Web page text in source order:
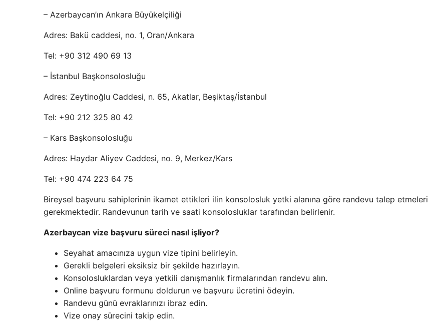
– Azerbaycan’ın Ankara Büyükelçiliği
Adres: Bakü caddesi, no. 1, Oran/Ankara
Tel: +90 312 490 69 13
– İstanbul Başkonsolosluğu
Adres: Zeytinoğlu Caddesi, n. 65, Akatlar, Beşiktaş/İstanbul
Tel: +90 212 325 80 42
– Kars Başkonsolosluğu
Adres: Haydar Aliyev Caddesi, no. 9, Merkez/Kars
Tel: +90 474 223 64 75
Bireysel başvuru sahiplerinin ikamet ettikleri ilin konsolosluk yetki alanına göre randevu talep etmeleri
gerekmektedir. Randevunun tarih ve saati konsolosluklar tarafından belirlenir.
Azerbaycan vize başvuru süreci nasıl işliyor?
Seyahat amacınıza uygun vize tipini belirleyin.
Gerekli belgeleri eksiksiz bir şekilde hazırlayın.
Konsolosluklardan veya yetkili danışmanlık firmalarından randevu alın.
Online başvuru formunu doldurun ve başvuru ücretini ödeyin.
Randevu günü evraklarınızı ibraz edin.
Vize onay sürecini takip edin.